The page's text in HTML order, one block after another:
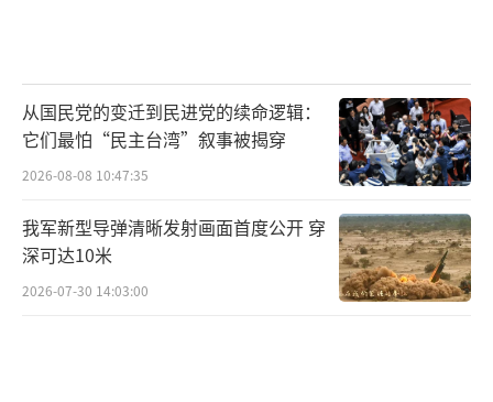
从国民党的变迁到民进党的续命逻辑：
它们最怕“民主台湾”叙事被揭穿
2026-08-08 10:47:35
我军新型导弹清晰发射画面首度公开 穿
深可达10米
2026-07-30 14:03:00